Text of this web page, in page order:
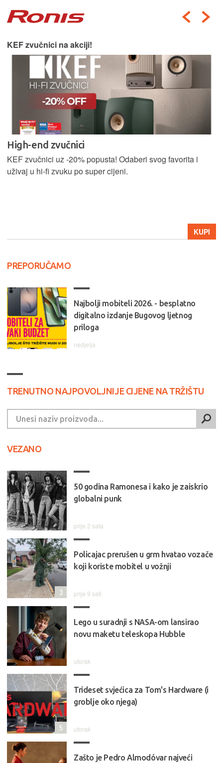
KEF zvučnici na akciji!
High-end zvučnici
KEF zvučnici uz -20% popusta! Odaberi svog favorita i
uživaj u hi-fi zvuku po super cijeni.
KUPI
PREPORUČAMO
Najbolji mobiteli 2026. - besplatno
digitalno izdanje Bugovog ljetnog
priloga
nedjelja
TRENUTNO NAJPOVOLJNIJE CIJENE NA TRŽIŠTU
VEZANO
50 godina Ramonesa i kako je zaiskrio
globalni punk
prije 2 sata
Policajac prerušen u grm hvatao vozače
koji koriste mobitel u vožnji
prije 9 sati
3
Lego u suradnji s NASA-om lansirao
novu maketu teleskopa Hubble
utorak
Trideset svjećica za Tom's Hardware (i
groblje oko njega)
utorak
5
Zašto je Pedro Almodóvar najveći